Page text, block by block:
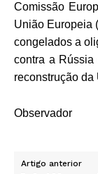
Comissão
União Europeia
congelados a
contra a
reconstrução da
Observador
Artigo anterior